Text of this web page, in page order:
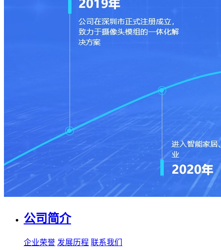
公司简介
企业荣誉 发展历程 联系我们